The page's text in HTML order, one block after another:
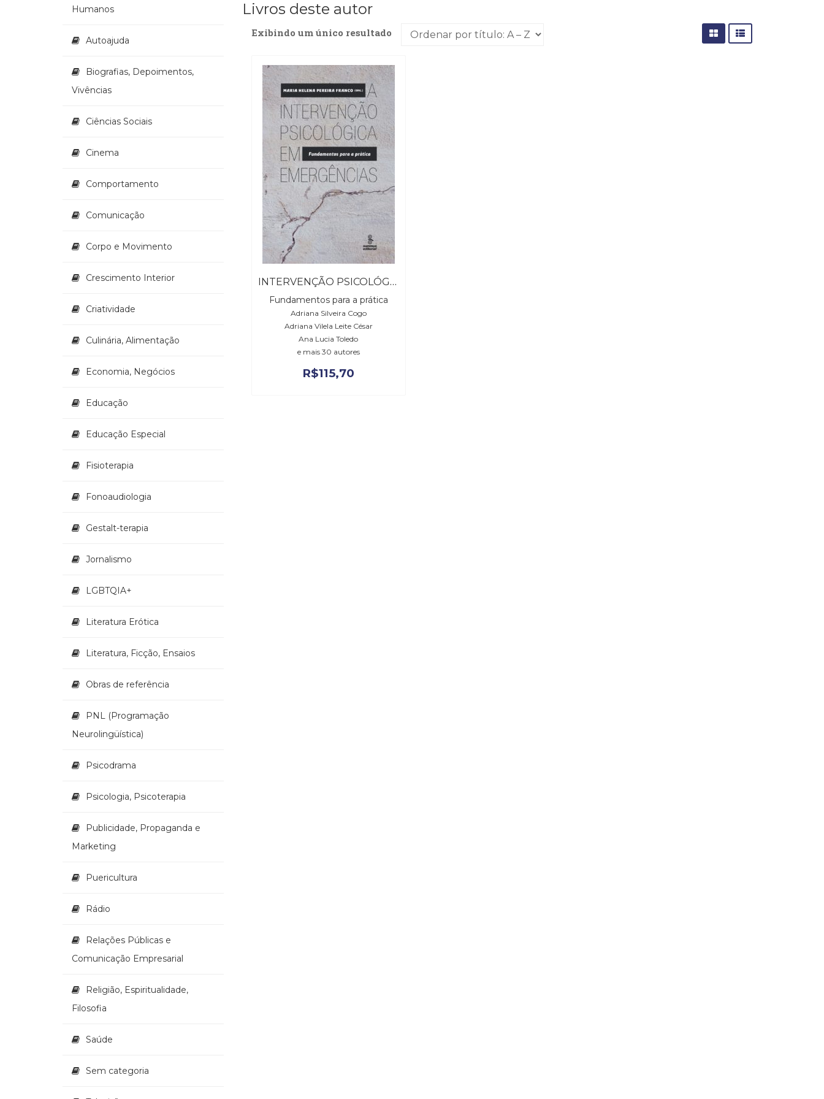
Livros deste autor
Exibindo um único resultado
INTERVENÇÃO PSICOLÓGICA EM EMERGÊNCIAS, A
Fundamentos para a prática
Adriana Silveira Cogo
Adriana Vilela Leite César
Ana Lucia Toledo
e mais 30 autores
R$115,70
Humanos
Autoajuda
Biografias, Depoimentos,
Vivências
Ciências Sociais
Cinema
Comportamento
Comunicação
Corpo e Movimento
Crescimento Interior
Criatividade
Culinária, Alimentação
Economia, Negócios
Educação
Educação Especial
Fisioterapia
Fonoaudiologia
Gestalt-terapia
Jornalismo
LGBTQIA+
Literatura Erótica
Literatura, Ficção, Ensaios
Obras de referência
PNL (Programação
Neurolingüística)
Psicodrama
Psicologia, Psicoterapia
Publicidade, Propaganda e
Marketing
Puericultura
Rádio
Relações Públicas e
Comunicação Empresarial
Religião, Espiritualidade,
Filosofia
Saúde
Sem categoria